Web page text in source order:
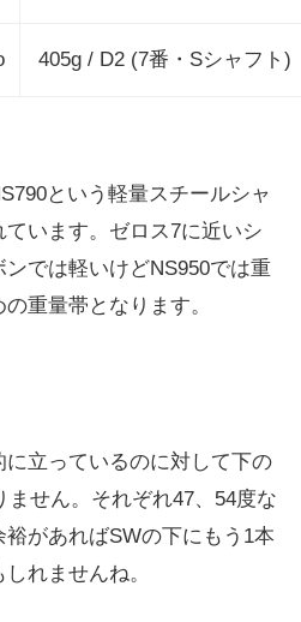
405g / D2 (7番・Sシャフト)
という軽量スチールシャ
います。ゼロス7に近いシ
では軽いけどNS950では重
重量帯となります。
に立っているのに対して下の
ません。それぞれ47、54度な
があればSWの下にもう1本
れませんね。